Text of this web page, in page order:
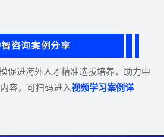
智咨询案例分享
促进海外人才精准选拔培养，助力中
容，可扫码进入视频学习案例详